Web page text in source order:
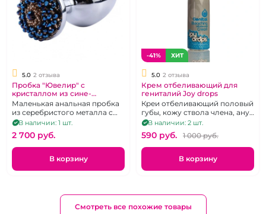
5.0 2 отзыва
Пробка "Ювелир" с
кристаллом из сине-
золотого бисера S
Маленькая анальная пробка
из серебристого металла с
роскошно украшенным
бисером основанием.
В наличии: 1 шт.
2 700 pуб.
В корзину
-41% ХИТ
5.0 2 отзыва
Крем отбеливающий для
гениталий Joy drops
Креи отбеливающий половый
губы, кожу ствола члена, анус
100 мл.
В наличии: 2 шт.
590 pуб. 1 000 pуб.
В корзину
Смотреть все похожие товары